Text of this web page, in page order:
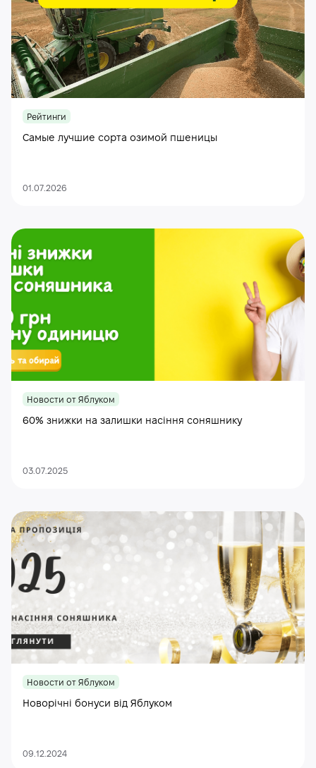
Рейтинги
Самые лучшие сорта озимой пшеницы
01.07.2026
Новости от Яблуком
60% знижки на залишки насіння соняшнику
03.07.2025
Новости от Яблуком
Новорічні бонуси від Яблуком
09.12.2024